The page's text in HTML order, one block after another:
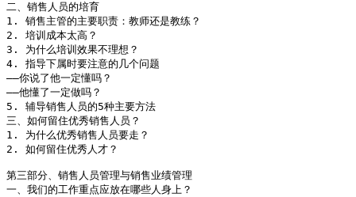
二、销售人员的培育
1. 销售主管的主要职责：教师还是教练？
2. 培训成本太高？
3. 为什么培训效果不理想？
4. 指导下属时要注意的几个问题
――你说了他一定懂吗？
――他懂了一定做吗？
5. 辅导销售人员的5种主要方法
三、如何留住优秀销售人员？
1. 为什么优秀销售人员要走？
2. 如何留住优秀人才？
第三部分、销售人员管理与销售业绩管理
一、我们的工作重点应放在哪些人身上？